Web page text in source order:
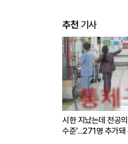
추천기사
시한 지났는데 전공
수준'...271명 추가